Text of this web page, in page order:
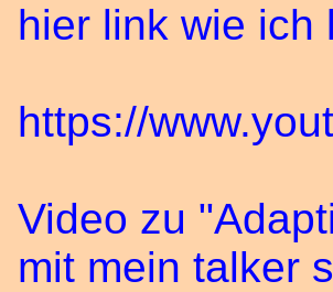
hier link wie ich
https://
Video zu
mit mein talker